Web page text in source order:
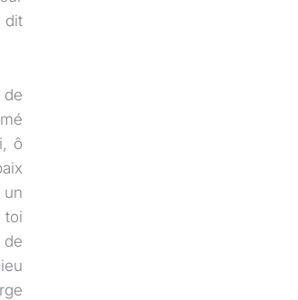
dit
de
ô
toi
de